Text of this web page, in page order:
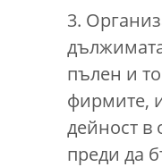
3.
пълен и
фирмите,
дейност в
преди да